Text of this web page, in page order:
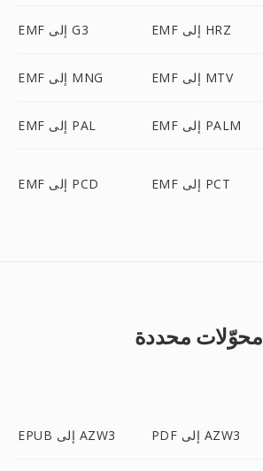
EMF إلى G3 EMF إلى HRZ
EMF إلى MNG EMF إلى MTV
EMF إلى PAL EMF إلى PALM
EMF إلى PCD EMF إلى PCT
محوّلات محددة
EPUB إلى AZW3 PDF إلى AZW3